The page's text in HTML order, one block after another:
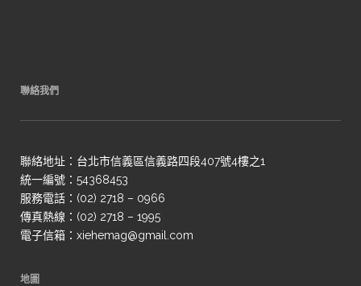
聯絡我們
聯絡地址：台北市信義區信義路四段407號4樓之1
統一編號：54368453
服務電話：(02) 2718 – 0966
傳真熱線：(02) 2718 – 1995
電子信箱：xiehemag@gmail.com
地圖